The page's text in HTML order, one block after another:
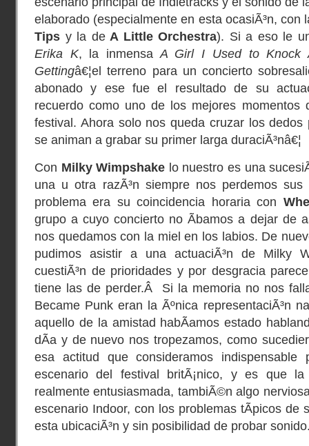
elaborado (especialmente en esta ocasiÃ³n,
Tips y la deA Little Orchestra). Si a eso le
Erika K, la inmensa A Girl I Used to Knock
Gettingâ€¦el terreno para un concierto
abonado y ese fue el resultado de su
recuerdo como uno de los mejores momentos
festival. Ahora solo nos queda cruzar los dedos
se animan a grabar su primer larga duraciÃ³nâ€¦
Con Milky Wimpshake lo nuestro es una
una u otra razÃ³n siempre nos perdemos
problema era su coincidencia horaria con
grupo a cuyo concierto no Ã­bamos a dejar de
nos quedamos con la miel en los labios. De
pudimos asistir a una actuaciÃ³n de Milky
cuestiÃ³n de prioridades y por desgracia
tiene las de perder.Â Si la memoria no nos
Became Punk eran la Ãºnica representaciÃ³n
aquello de la amistad habÃ­amos estado
dÃ­a y de nuevo nos tropezamos, como
esa actitud que consideramos indispensable
escenario del festival britÃ¡nico, y es que
realmente entusiasmada, tambiÃ©n algo
escenario Indoor, con los problemas tÃ­picos de
esta ubicaciÃ³n y sin posibilidad de probar